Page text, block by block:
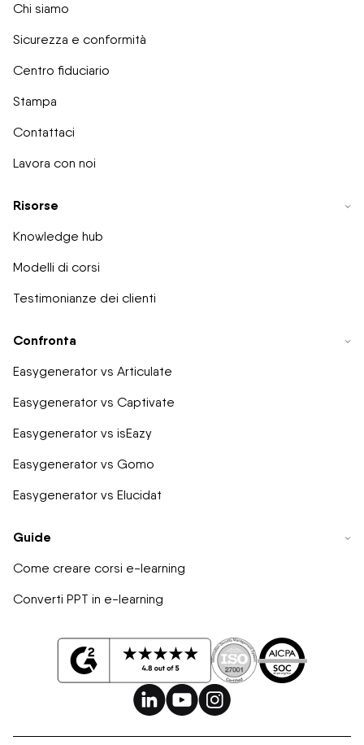
Chi siamo
Sicurezza e conformità
Centro fiduciario
Stampa
Contattaci
Lavora con noi
Risorse
Knowledge hub
Modelli di corsi
Testimonianze dei clienti
Confronta
Easygenerator vs Articulate
Easygenerator vs Captivate
Easygenerator vs isEazy
Easygenerator vs Gomo
Easygenerator vs Elucidat
Guide
Come creare corsi e-learning
Converti PPT in e-learning